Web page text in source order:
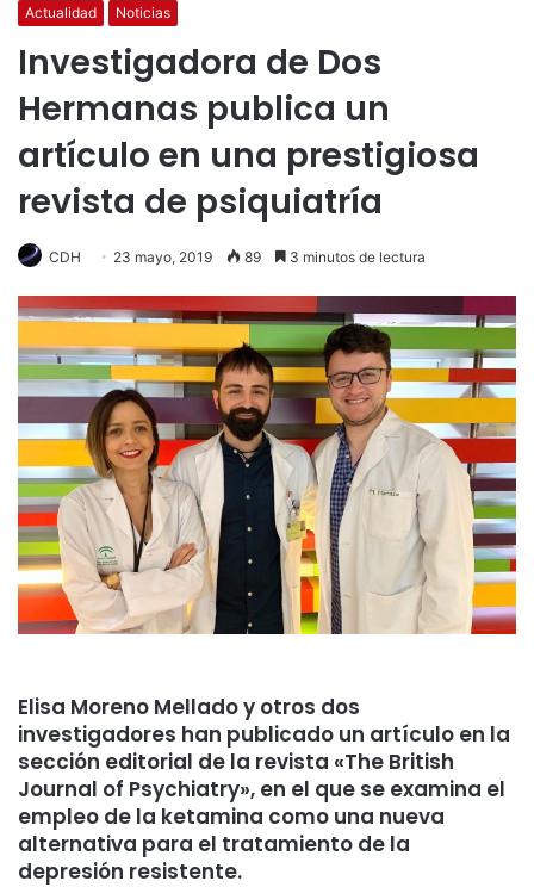
Actualidad Noticias
Investigadora de Dos
Hermanas publica un
artículo en una prestigiosa
revista de psiquiatría
CDH 23 mayo, 2019 89 3 minutos de lectura
Elisa Moreno Mellado y otros dos
investigadores han publicado un artículo en la
sección editorial de la revista «The British
Journal of Psychiatry», en el que se examina el
empleo de la ketamina como una nueva
alternativa para el tratamiento de la
depresión resistente.